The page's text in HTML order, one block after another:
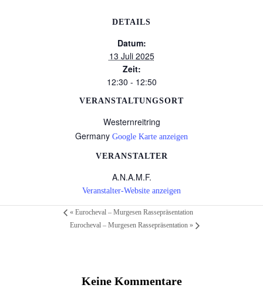
DETAILS
Datum:
13 Juli 2025
Zeit:
12:30 - 12:50
VERANSTALTUNGSORT
Westernreitring
Germany Google Karte anzeigen
VERANSTALTER
A.N.A.M.F.
Veranstalter-Website anzeigen
« Eurocheval – Murgesen Rassepräsentation
Eurocheval – Murgesen Rassepräsentation »
Keine Kommentare